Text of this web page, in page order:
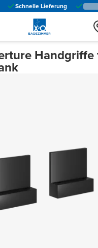
Schnelle Lieferung